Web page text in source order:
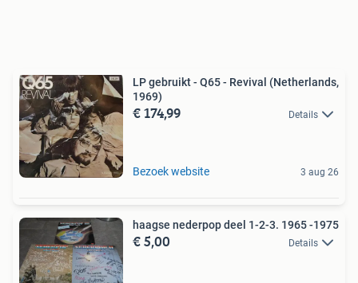
LP gebruikt - Q65 - Revival (Netherlands,
1969)
€ 174,99 Details
Bezoek website 3 aug 26
haagse nederpop deel 1-2-3. 1965 -1975
€ 5,00 Details